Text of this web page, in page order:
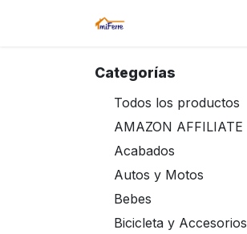
Categorías
Todos los productos
AMAZON AFFILIATE
Acabados
Autos y Motos
Bebes
Bicicleta y Accesorios